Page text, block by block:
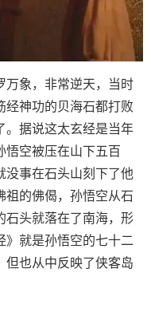
万象，非常逆天，当时
经神功的贝海石都打败
。据说这太玄经是当年
悟空被压在山下五百
没事在石头山刻下了他
祖的佛偈，孙悟空从石
石头就落在了南海，形
》就是孙悟空的七十二
但也从中反映了侠客岛